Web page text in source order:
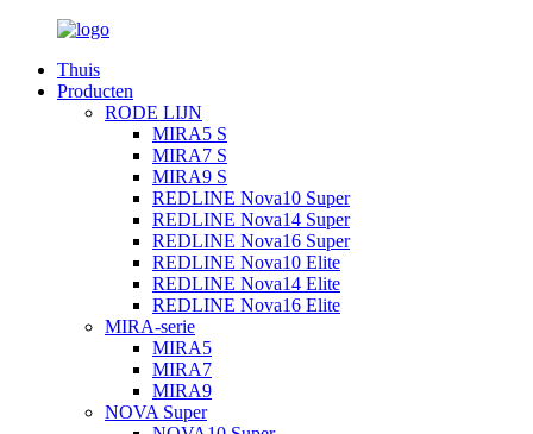
Thuis
Producten
RODE LIJN
MIRA5 S
MIRA7 S
MIRA9 S
REDLINE Nova10 Super
REDLINE Nova14 Super
REDLINE Nova16 Super
REDLINE Nova10 Elite
REDLINE Nova14 Elite
REDLINE Nova16 Elite
MIRA-serie
MIRA5
MIRA7
MIRA9
NOVA Super